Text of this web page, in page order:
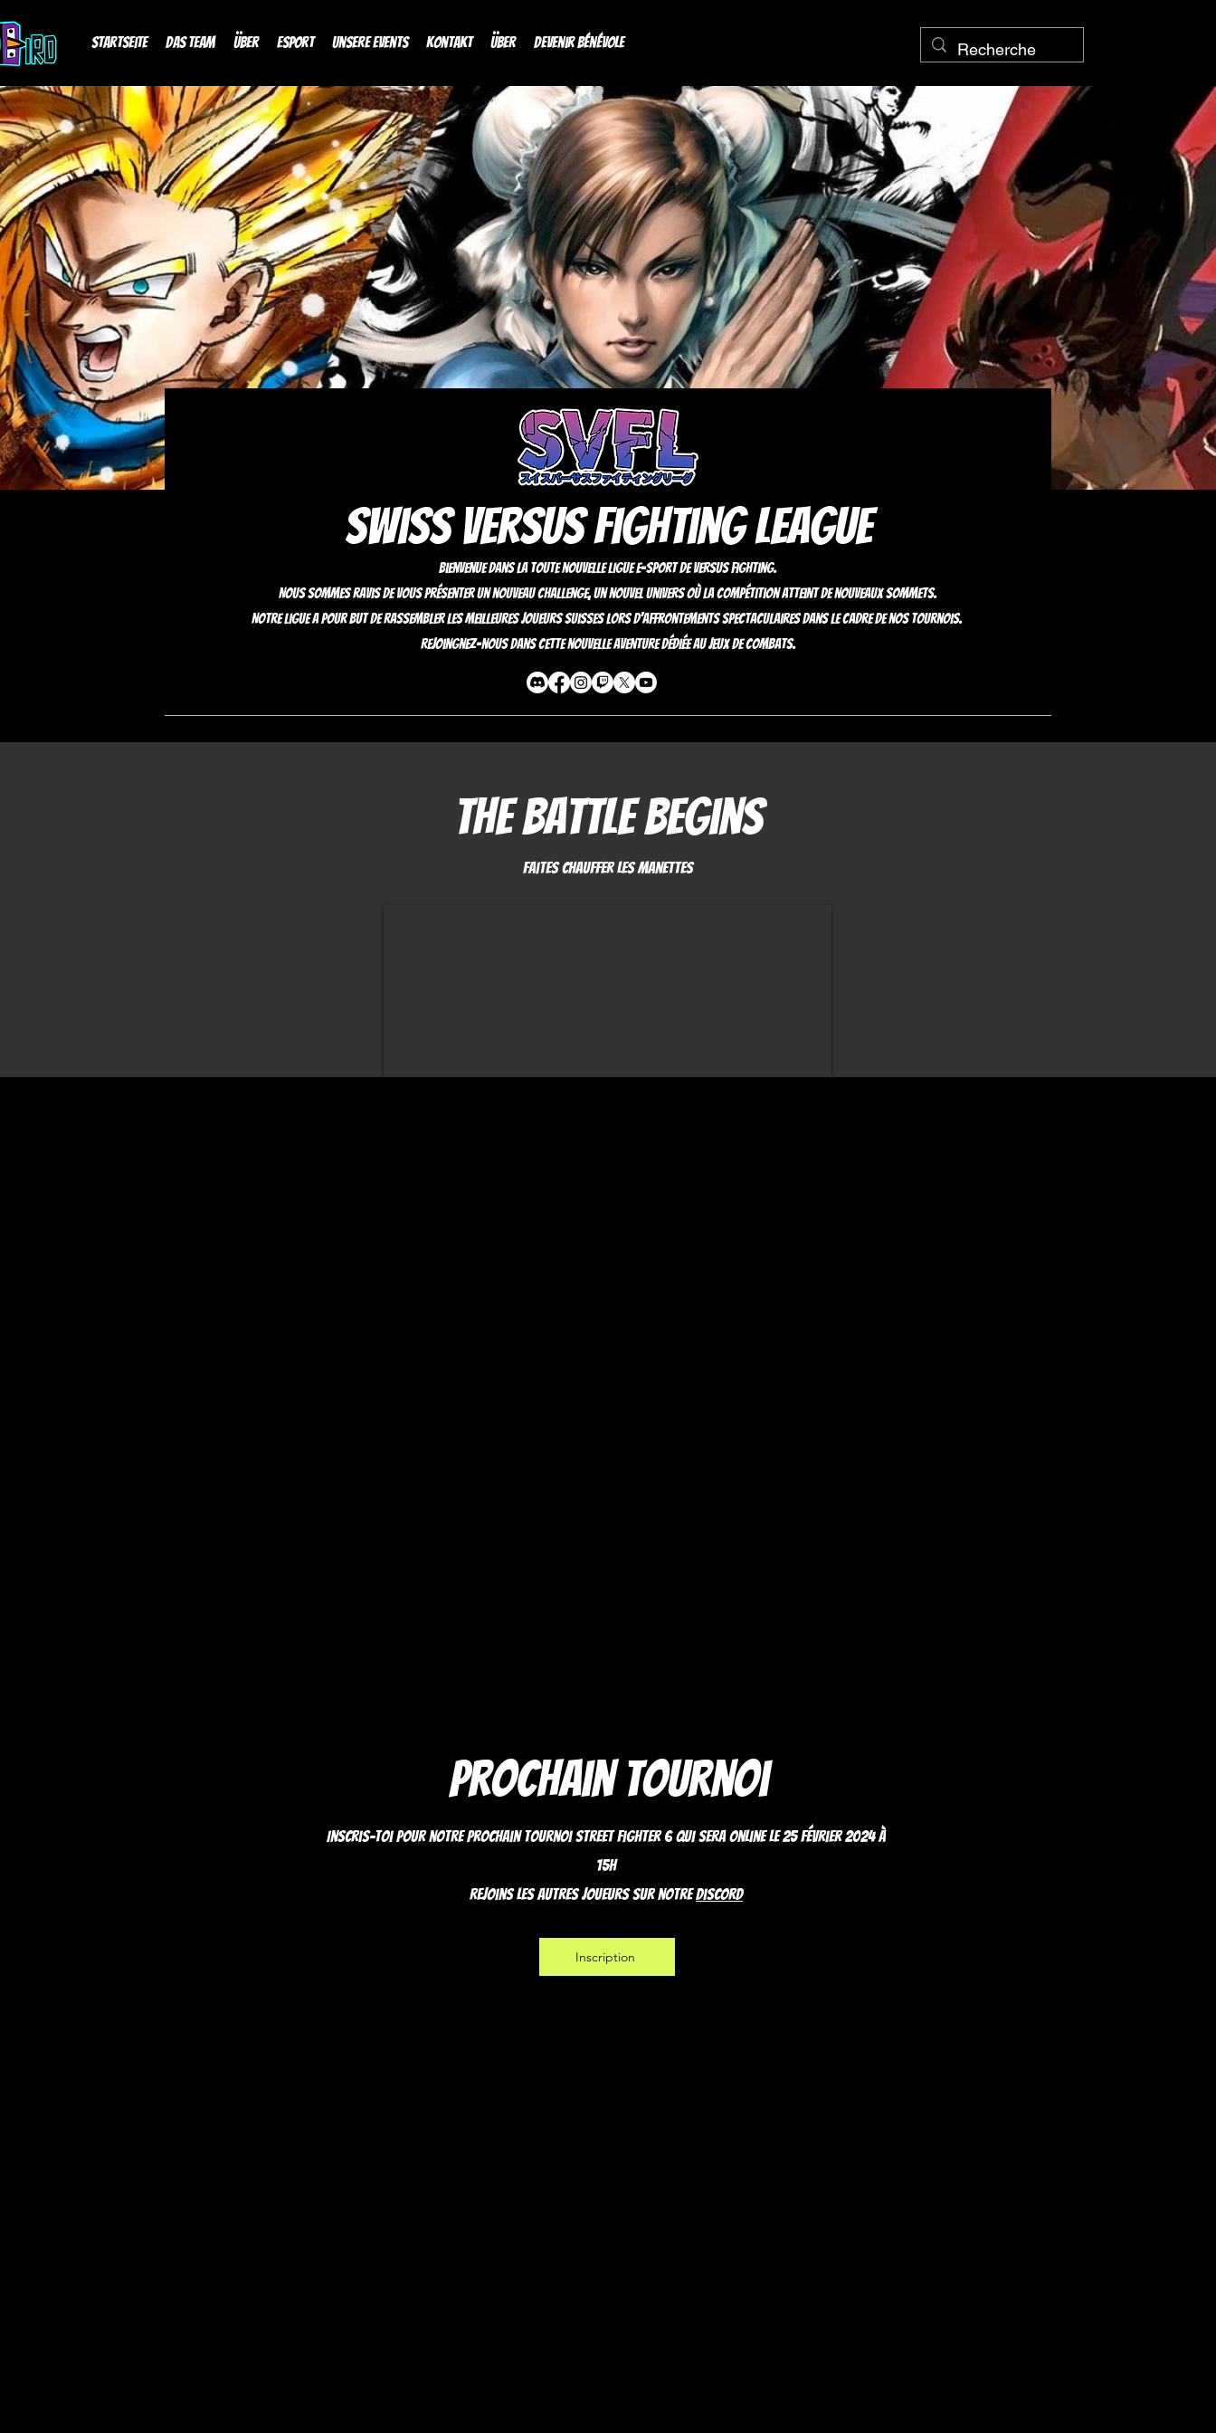
Startseite Das Team über Esport Unsere Events Kontakt über Devenir bénévole
Swiss Versus Fighting League
Bienvenue dans la toute nouvelle ligue E-Sport de Versus Fighting.
Nous sommes ravis de vous présenter un nouveau challenge, un nouvel univers où la compétition atteint de nouveaux sommets.
Notre ligue a pour but de rassembler les meilleures joueurs suisses lors d'affrontements spectaculaires dans le cadre de nos tournois.
Rejoingnez-nous dans cette nouvelle aventure dédiée au jeux de combats.
The battle begins
Faites chauffer les manettes
Prochain tournoi
Inscris-toi pour notre prochain tournoi Street Fighter 6 qui sera online le 25 février 2024 à
15h
Rejoins les autres joueurs sur notrediscord
Inscription